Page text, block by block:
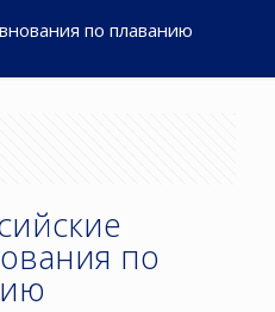
по плаванию
по